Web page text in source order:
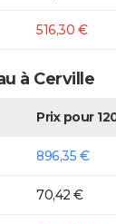
516,30 €
à Cerville
Prix pour
896,35 €
70,42 €